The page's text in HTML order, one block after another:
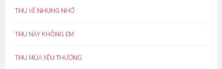
THU VỀ NHUNG NHỚ
THU NÀY KHÔNG EM
THU MÙA YÊU THƯƠNG